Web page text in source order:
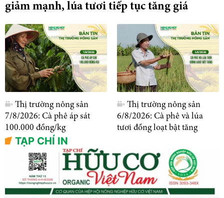
giảm mạnh, lúa tươi tiếp tục tăng giá
Thị trường nông sản
7/8/2026: Cà phê áp sát
100.000 đồng/kg
Thị trường nông sản
6/8/2026: Cà phê và lúa
tươi đồng loạt bật tăng
TẠP CHÍ IN